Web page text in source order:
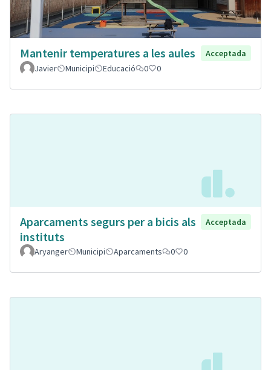
Mantenir temperatures a les aules
Acceptada
Javier
Municipi Educació 0 0
Aparcaments segurs per a bicis als
instituts
Acceptada
Aryanger Municipi Aparcaments 0 0